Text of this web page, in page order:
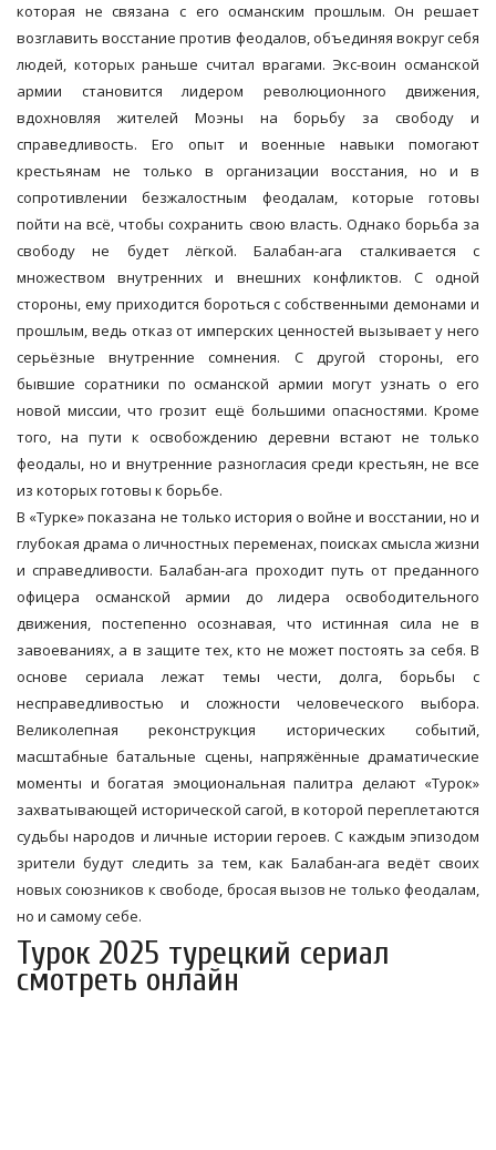
которая не связана с его османским прошлым. Он решает
возглавить восстание против феодалов, объединяя вокруг себя
людей, которых раньше считал врагами. Экс-воин османской
армии становится лидером революционного движения,
вдохновляя жителей Моэны на борьбу за свободу и
справедливость. Его опыт и военные навыки помогают
крестьянам не только в организации восстания, но и в
сопротивлении безжалостным феодалам, которые готовы
пойти на всё, чтобы сохранить свою власть. Однако борьба за
свободу не будет лёгкой. Балабан-ага сталкивается с
множеством внутренних и внешних конфликтов. С одной
стороны, ему приходится бороться с собственными демонами и
прошлым, ведь отказ от имперских ценностей вызывает у него
серьёзные внутренние сомнения. С другой стороны, его
бывшие соратники по османской армии могут узнать о его
новой миссии, что грозит ещё большими опасностями. Кроме
того, на пути к освобождению деревни встают не только
феодалы, но и внутренние разногласия среди крестьян, не все
из которых готовы к борьбе.
В «Турке» показана не только история о войне и восстании, но и
глубокая драма о личностных переменах, поисках смысла жизни
и справедливости. Балабан-ага проходит путь от преданного
офицера османской армии до лидера освободительного
движения, постепенно осознавая, что истинная сила не в
завоеваниях, а в защите тех, кто не может постоять за себя. В
основе сериала лежат темы чести, долга, борьбы с
несправедливостью и сложности человеческого выбора.
Великолепная реконструкция исторических событий,
масштабные батальные сцены, напряжённые драматические
моменты и богатая эмоциональная палитра делают «Турок»
захватывающей исторической сагой, в которой переплетаются
судьбы народов и личные истории героев. С каждым эпизодом
зрители будут следить за тем, как Балабан-ага ведёт своих
новых союзников к свободе, бросая вызов не только феодалам,
но и самому себе.
Турок 2025 турецкий сериал
смотреть онлайн